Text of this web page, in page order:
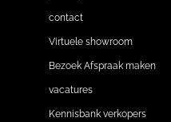
contact
Virtuele showroom
Bezoek Afspraak maken
vacatures
Kennisbank verkopers